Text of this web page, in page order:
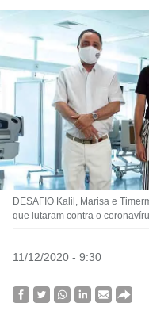
DESAFIO Kalil, Marisa e
que lutaram contra o
11/12/2020 - 9:30